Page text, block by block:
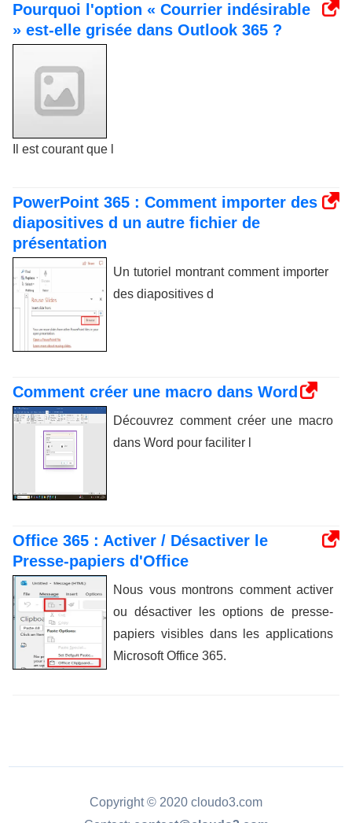
Pourquoi l'option « Courrier indésirable
» est-elle grisée dans Outlook 365 ?
Il est courant que l
PowerPoint 365 : Comment importer des
diapositives d un autre fichier de
présentation
Un tutoriel montrant comment importer
des diapositives d
Comment créer une macro dans Word
Découvrez comment créer une macro
dans Word pour faciliter l
Office 365 : Activer / Désactiver le
Presse-papiers d'Office
Nous vous montrons comment activer
ou désactiver les options de presse-
papiers visibles dans les applications
Microsoft Office 365.
Copyright © 2020 cloudo3.com